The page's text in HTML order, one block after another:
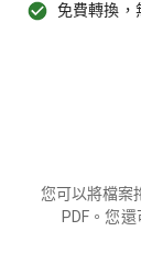
免費轉換，
您可以將檔案
PDF。您